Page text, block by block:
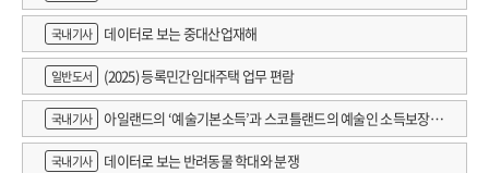
국내기사 데이터로 보는 중대산업재해
일반도서 (2025) 등록민간임대주택 업무 편람
국내기사
아일랜드의 ‘예술기본소득’과 스코틀랜드의 예술인 소득보장정
책 논의
국내기사 데이터로 보는 반려동물 학대와 분쟁